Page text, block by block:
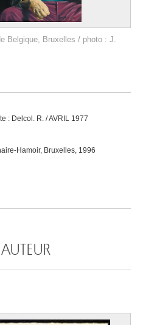
Belgique, Bruxelles / photo : J.
: Delcol. R. / AVRIL 1977
Hamoir, Bruxelles, 1996